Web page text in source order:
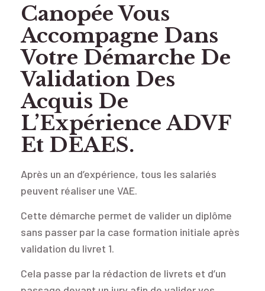
Canopée Vous
Accompagne Dans
Votre Démarche De
Validation Des
Acquis De
L’Expérience ADVF
Et DEAES.
Après un an d’expérience, tous les salariés
peuvent réaliser une VAE.
Cette démarche permet de valider un diplôme
sans passer par la case formation initiale après
validation du livret 1.
Cela passe par la rédaction de livrets et d’un